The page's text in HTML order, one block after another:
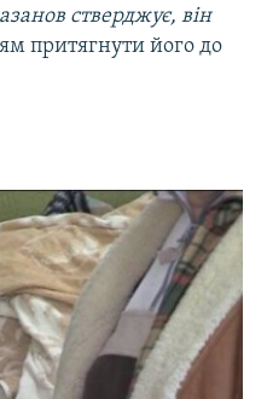
стверджує, він
притягнути його до